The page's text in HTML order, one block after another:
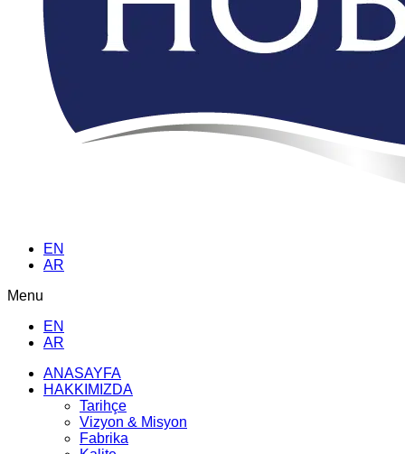
EN
AR
Menu
EN
AR
ANASAYFA
HAKKIMIZDA
Tarihçe
Vizyon & Misyon
Fabrika